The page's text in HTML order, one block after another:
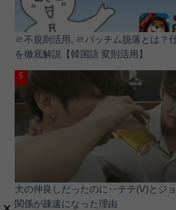
ㄹ不規則活用, ㄹパッチム脱落とは？
を徹底解説【韓国語 変則活用】
大の仲良しだったのに‥テテ(V)とジ
関係が疎遠になった理由